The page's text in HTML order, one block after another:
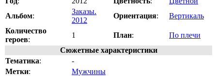
Альбом:
Заказы.
2012
Ориентация:
Вертикаль
Количество
героев:
1 План:
По плечи
Сюжетные характеристики
Тематика:
-
Метки:
Мужчины